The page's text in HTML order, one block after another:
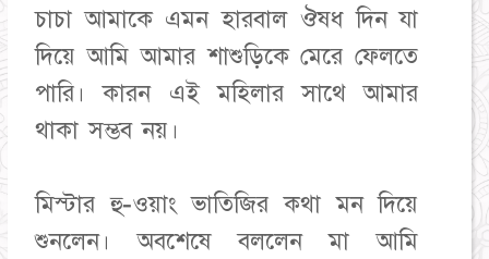
চাচা আমাকে এমন হারবাল ঔষধ দিন যা
দিয়ে আমি আমার শাশুড়িকে মেরে ফেলতে
পারি। কারন এই মহিলার সাথে আমার
থাকা সম্ভব নয়।
মিস্টার হু-ওয়াং ভাতিজির কথা মন দিয়ে
শুনলেন। অবশেষে বললেন মা আমি